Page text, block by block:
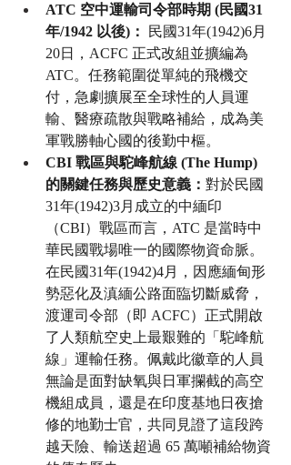
ATC 空中運輸司令部時期 (民國31
年/1942 以後)：
民國31年(1942)6月
20日，ACFC 正式改組並擴編為
ATC。任務範圍從單純的飛機交
付，急劇擴展至全球性的人員運
輸、醫療疏散與戰略補給，成為美
軍戰勝軸心國的後勤中樞。
CBI 戰區與駝峰航線 (The Hump)
的關鍵任務與歷史意義： 對於民國
31年(1942)3月成立的中緬印
（CBI）戰區而言，ATC 是當時中
華民國戰場唯一的國際物資命脈。
在民國31年(1942)4月，因應緬甸形
勢惡化及滇緬公路面臨切斷威脅，
渡運司令部（即 ACFC）正式開啟
了人類航空史上最艱難的「駝峰航
線」運輸任務。佩戴此徽章的人員
無論是面對缺氧與日軍攔截的高空
機組成員，還是在印度基地日夜搶
修的地勤士官，共同見證了這段跨
越天險、輸送超過 65 萬噸補給物資